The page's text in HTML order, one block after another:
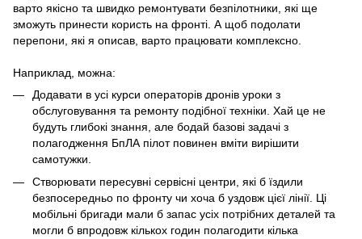
варто якісно та швидко ремонтувати безпілотники, які ще
зможуть принести користь на фронті. А щоб подолати
перепони, які я описав, варто працювати комплексно.
Наприклад, можна:
Додавати в усі курси операторів дронів уроки з
обслуговування та ремонту подібної техніки. Хай це не
будуть глибокі знання, але бодай базові задачі з
полагодження БпЛА пілот повинен вміти вирішити
самотужки.
Створювати пересувні сервісні центри, які б їздили
безпосередньо по фронту чи хоча б уздовж цієї лінії. Ці
мобільні бригади мали б запас усіх потрібних деталей та
могли б впродовж кількох годин полагодити кілька